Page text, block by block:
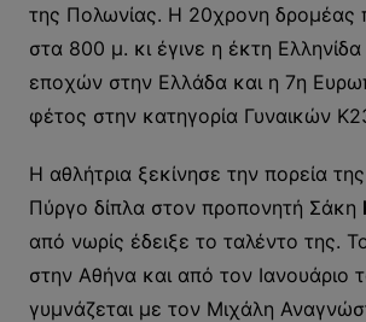
της Πολωνίας. Η 20χρονη δρομέας
στα 800 μ. κι έγινε η έκτη
εποχών στην Ελλάδα και η 7η
φέτος στην κατηγορία Γυναικών
Η αθλήτρια ξεκίνησε την πορεία
Πύργο δίπλα στον προπονητή Σάκη
από νωρίς έδειξε το ταλέντο της.
στην Αθήνα και από τον Ιανουάριο
γυμνάζεται με τον Μιχάλη